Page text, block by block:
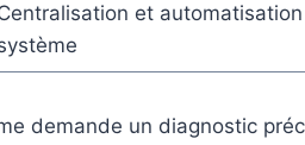
et
demande un diagnostic